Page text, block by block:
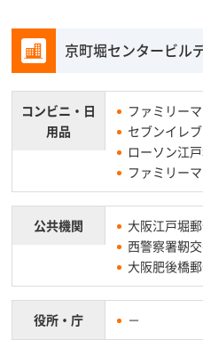
京町堀センタービル
コンビニ・ 日
用品
ファミリー
セブンイレ
ローソン江
ファミリー
公共機関
大阪江戸堀
西警察署靭
大阪肥後橋
役所・庁 －